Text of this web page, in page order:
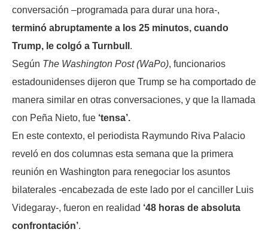
conversación –programada para durar una hora-,
terminó abruptamente a los 25 minutos, cuando
Trump, le colgó a Turnbull .
Según The Washington Post (WaPo), funcionarios
estadounidenses dijeron que Trump se ha comportado de
manera similar en otras conversaciones, y que la llamada
con Peña Nieto, fue ‘tensa’.
En este contexto, el periodista Raymundo Riva Palacio
reveló en dos columnas esta semana que la primera
reunión en Washington para renegociar los asuntos
bilaterales -encabezada de este lado por el canciller Luis
Videgaray-, fueron en realidad ‘48 horas de absoluta
confrontación’.